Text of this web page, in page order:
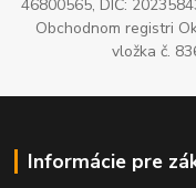
46800565, DIČ:
Obchodnom registri
vložka č.
Informácie pre